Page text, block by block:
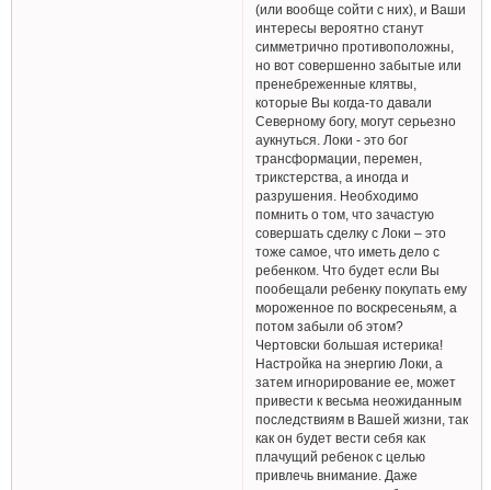
(или вообще сойти с них), и Ваши
интересы вероятно станут
симметрично противоположны,
но вот совершенно забытые или
пренебреженные клятвы,
которые Вы когда-то давали
Северному богу, могут серьезно
аукнуться. Локи - это бог
трансформации, перемен,
трикстерства, а иногда и
разрушения. Необходимо
помнить о том, что зачастую
совершать сделку с Локи – это
тоже самое, что иметь дело с
ребенком. Что будет если Вы
пообещали ребенку покупать ему
мороженное по воскресеньям, а
потом забыли об этом?
Чертовски большая истерика!
Настройка на энергию Локи, а
затем игнорирование ее, может
привести к весьма неожиданным
последствиям в Вашей жизни, так
как он будет вести себя как
плачущий ребенок с целью
привлечь внимание. Даже